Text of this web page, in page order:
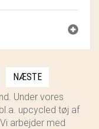
NÆSTE
Under vores
upcycled tøj af
arbejder med